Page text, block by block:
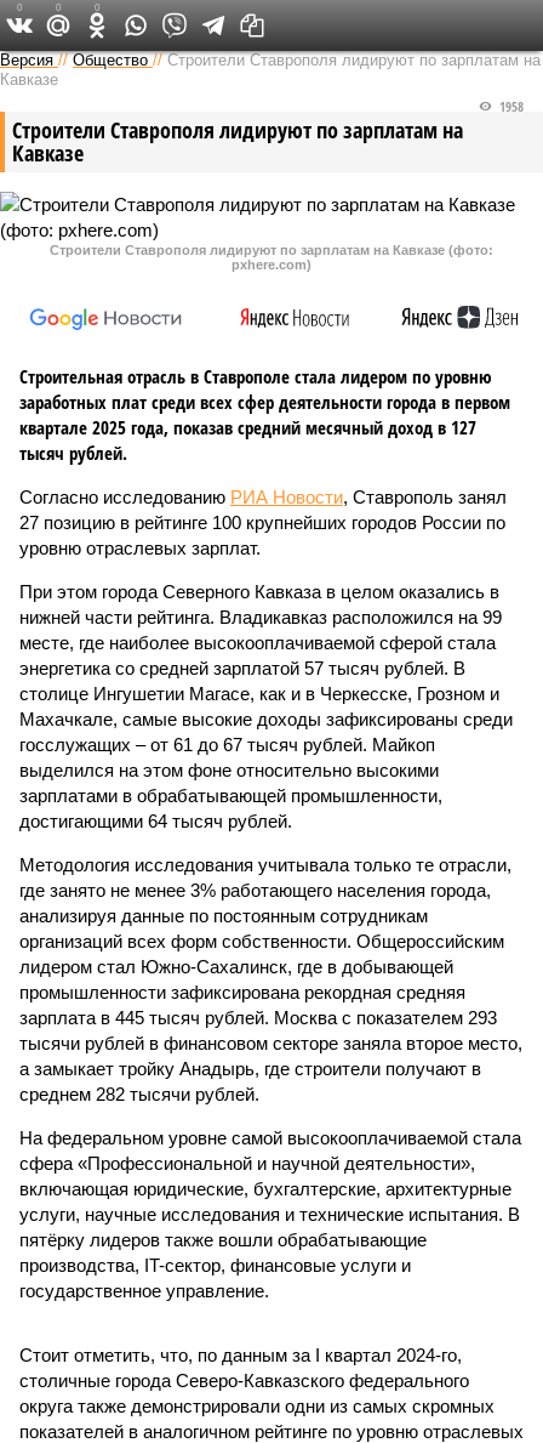
Версия на Кавказе
Версия //Общество //Строители Ставрополя лидируют по зарплатам на
Кавказе
Строители Ставрополя лидируют по зарплатам на
Кавказе
1958
Строители Ставрополя лидируют по зарплатам на Кавказе (фото:
pxhere.com)
Строительная отрасль в Ставрополе стала лидером по уровню
заработных плат среди всех сфер деятельности города в первом
квартале 2025 года, показав средний месячный доход в 127
тысяч рублей.
Согласно исследованию РИА Новости, Ставрополь занял
27 позицию в рейтинге 100 крупнейших городов России по
уровню отраслевых зарплат.
При этом города Северного Кавказа в целом оказались в
нижней части рейтинга. Владикавказ расположился на 99
месте, где наиболее высокооплачиваемой сферой стала
энергетика со средней зарплатой 57 тысяч рублей. В
столице Ингушетии Магасе, как и в Черкесске, Грозном и
Махачкале, самые высокие доходы зафиксированы среди
госслужащих – от 61 до 67 тысяч рублей. Майкоп
выделился на этом фоне относительно высокими
зарплатами в обрабатывающей промышленности,
достигающими 64 тысяч рублей.
Методология исследования учитывала только те отрасли,
где занято не менее 3% работающего населения города,
анализируя данные по постоянным сотрудникам
организаций всех форм собственности. Общероссийским
лидером стал Южно-Сахалинск, где в добывающей
промышленности зафиксирована рекордная средняя
зарплата в 445 тысяч рублей. Москва с показателем 293
тысячи рублей в финансовом секторе заняла второе место,
а замыкает тройку Анадырь, где строители получают в
среднем 282 тысячи рублей.
На федеральном уровне самой высокооплачиваемой стала
сфера «Профессиональной и научной деятельности»,
включающая юридические, бухгалтерские, архитектурные
услуги, научные исследования и технические испытания. В
пятёрку лидеров также вошли обрабатывающие
производства, IT-сектор, финансовые услуги и
государственное управление.
Стоит отметить, что, по данным за I квартал 2024-го,
столичные города Северо-Кавказского федерального
округа также демонстрировали одни из самых скромных
показателей в аналогичном рейтинге по уровню отраслевых
0 0 0